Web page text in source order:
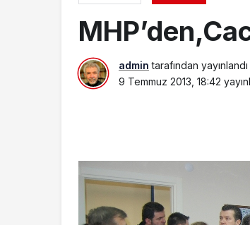
admin tarafından yayınlandı
9 Temmuz 2013, 18:42